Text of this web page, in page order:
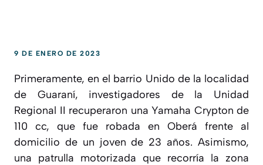
9 DE ENERO DE 2023
Primeramente, en el barrio Unido de la localidad
de Guaraní, investigadores de la Unidad
Regional II recuperaron una Yamaha Crypton de
110 cc, que fue robada en Oberá frente al
domicilio de un joven de 23 años. Asimismo,
una patrulla motorizada que recorría la zona